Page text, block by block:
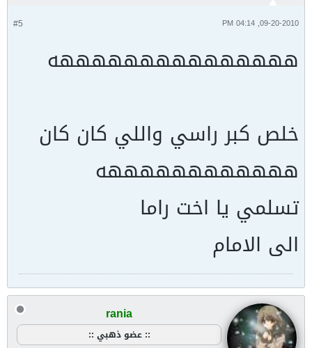
#5 09-20-2010, 04:14 PM
هههههههههههههههه
خلص كبر راسي واللي كان كان
ههههههههههههه
تسلمي يا اخت راما
الى الامام
rania
:: عضو ذهبي ::